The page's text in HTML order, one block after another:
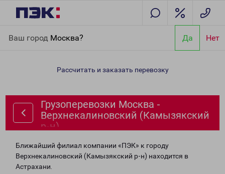
Ваш город Москва? Да Нет
Верхнекалиновский (Камызякский р-н)
Рассчитать и заказать перевозку
Грузоперевозки Москва -
Верхнекалиновский (Камызякский
р-н)
Ближайший филиал компании «ПЭК» к городу
Верхнекалиновский (Камызякский р-н) находится в
Астрахани.